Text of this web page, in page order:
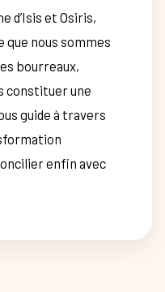
d’Isis et Osiris,
que nous sommes
bourreaux,
constituer une
guide à travers
enfin avec